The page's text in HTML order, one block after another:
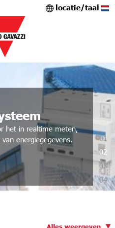
locatie/taal
het in realtime meten,
energiegegevens.
01
02
03
04